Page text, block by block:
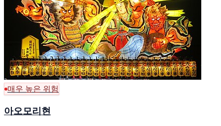
매우 높은 위험
아오모리현